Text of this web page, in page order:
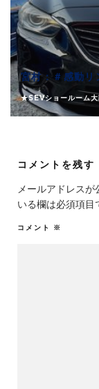
宮村：＃感動
★SEVショールーム
コメントを残す
メールアドレスが
いる欄は必須項目
コメント ※